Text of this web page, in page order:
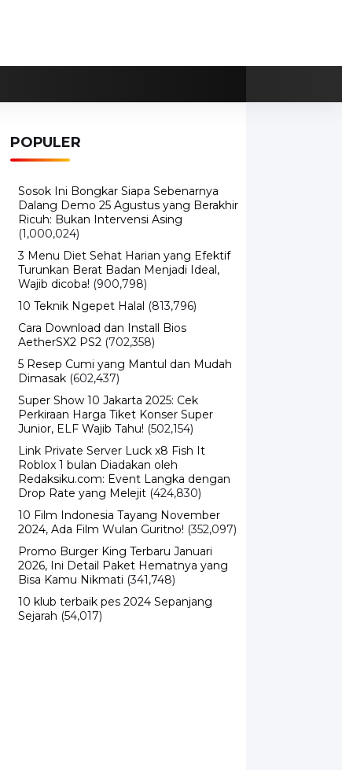
POPULER
Sosok Ini Bongkar Siapa Sebenarnya
Dalang Demo 25 Agustus yang Berakhir
Ricuh: Bukan Intervensi Asing
(1,000,024)
3 Menu Diet Sehat Harian yang Efektif
Turunkan Berat Badan Menjadi Ideal,
Wajib dicoba! (900,798)
10 Teknik Ngepet Halal (813,796)
Cara Download dan Install Bios
AetherSX2 PS2 (702,358)
5 Resep Cumi yang Mantul dan Mudah
Dimasak (602,437)
Super Show 10 Jakarta 2025: Cek
Perkiraan Harga Tiket Konser Super
Junior, ELF Wajib Tahu! (502,154)
Link Private Server Luck x8 Fish It
Roblox 1 bulan Diadakan oleh
Redaksiku.com: Event Langka dengan
Drop Rate yang Melejit (424,830)
10 Film Indonesia Tayang November
2024, Ada Film Wulan Guritno! (352,097)
Promo Burger King Terbaru Januari
2026, Ini Detail Paket Hematnya yang
Bisa Kamu Nikmati (341,748)
10 klub terbaik pes 2024 Sepanjang
Sejarah (54,017)